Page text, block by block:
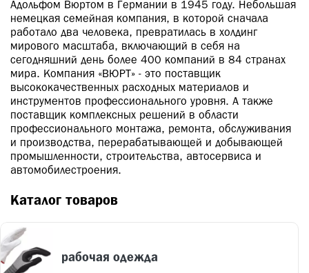
Адольфом Вюртом в Германии в 1945 году. Небольшая
немецкая семейная компания, в которой сначала
работало два человека, превратилась в холдинг
мирового масштаба, включающий в себя на
сегодняшний день более 400 компаний в 84 странах
мира. Компания «ВЮРТ» - это поставщик
высококачественных расходных материалов и
инструментов профессионального уровня. А также
поставщик комплексных решений в области
профессионального монтажа, ремонта, обслуживания
и производства, перерабатывающей и добывающей
промышленности, строительства, автосервиса и
автомобилестроения.
Каталог товаров
рабочая одежда